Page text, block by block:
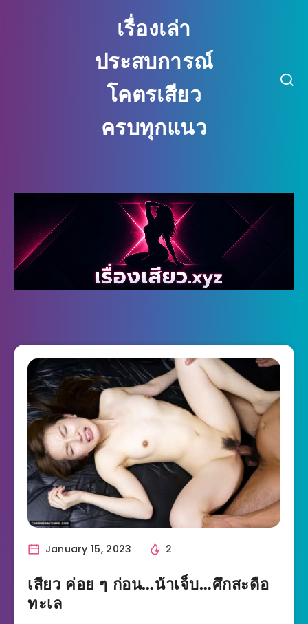
เรื่องเล่า
ประสบการณ์
โคตรเสียว
ครบทุกแนว
January 15, 2023 2
เสียว ค่อย ๆ ก่อน…น้าเจ็บ…ศึกสะดือ
ทะเล